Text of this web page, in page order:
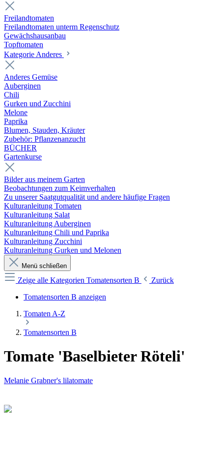
Freilandtomaten
Freilandtomaten unterm Regenschutz
Gewächshausanbau
Topftomaten
Kategorie Anderes
Anderes Gemüse
Auberginen
Chili
Gurken und Zucchini
Melone
Paprika
Blumen, Stauden, Kräuter
Zubehör: Pflanzenanzucht
BÜCHER
Gartenkurse
Bilder aus meinem Garten
Beobachtungen zum Keimverhalten
Zu unserer Saatgutqualität und andere häufige Fragen
Kulturanleitung Tomaten
Kulturanleitung Salat
Kulturanleitung Auberginen
Kulturanleitung Chili und Paprika
Kulturanleitung Zucchini
Kulturanleitung Gurken und Melonen
Menü schließen
Zeige alle Kategorien Tomatensorten B
Zurück
Tomatensorten B anzeigen
Tomaten A-Z
Tomatensorten B
Tomate 'Baselbieter Röteli'
Melanie Grabner's lilatomate